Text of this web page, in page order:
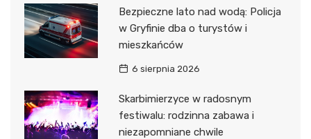
Bezpieczne lato nad wodą: Policja
w Gryfinie dba o turystów i
mieszkańców
6 sierpnia 2026
Skarbimierzyce w radosnym
festiwalu: rodzinna zabawa i
niezapomniane chwile